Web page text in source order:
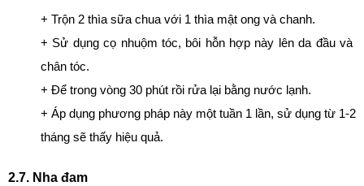
+ Trộn 2 thìa sữa chua với 1 thìa mật ong và chanh.
+ Sử dụng cọ nhuộm tóc, bôi hỗn hợp này lên da đầu và
chân tóc.
+ Để trong vòng 30 phút rồi rửa lại bằng nước lạnh.
+ Áp dụng phương pháp này một tuần 1 lần, sử dụng từ 1-2
tháng sẽ thấy hiệu quả.
2.7. Nha đam